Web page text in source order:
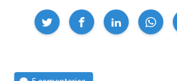
Compartir
Por